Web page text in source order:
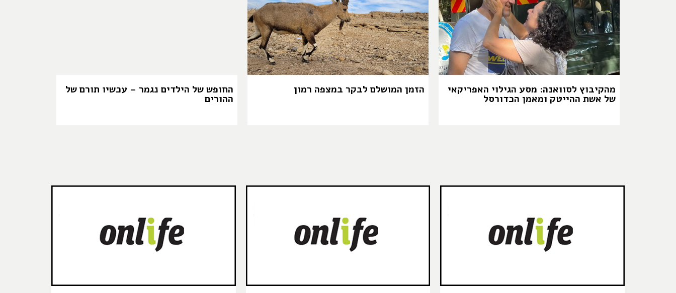
מהקיבוץ לסוואנה: מסע הגילוי האפריקאי
של אשת ההייטק ומאמן הכדורסל
הזמן המושלם לבקר במצפה רמון החופש של הילדים נגמר – עכשיו תורם של
ההורים